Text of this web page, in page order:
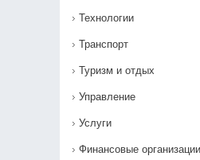
Технологии
Транспорт
Туризм и отдых
Управление
Услуги
Финансовые организации